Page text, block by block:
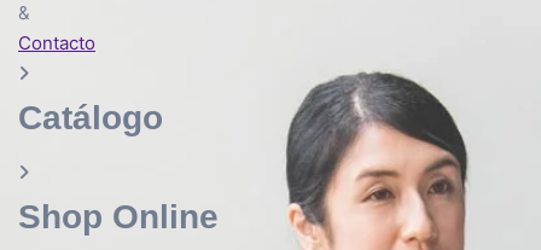
&
Contacto
Catálogo
Shop Online